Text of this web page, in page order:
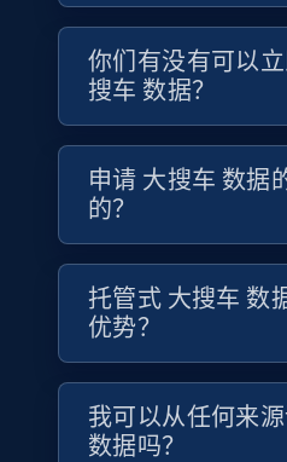
Business Popular
4.2K+ 381+
Google maps reviews
URL, Place id, Place name,
Review id, Reviewer name,
and more.
联系销
情况，并评估一体化平台模
场的整合进程。
你们有没有可以
搜车 数据？
申请 大搜车 数据
的？
托管式 大搜车 数
优势？
我可以从任何来
数据吗？